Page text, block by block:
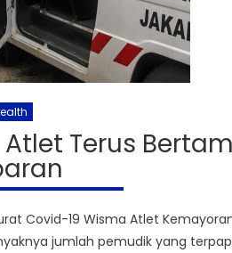
Terus
Covid-19 Wisma Atlet
jumlah pemudik yang